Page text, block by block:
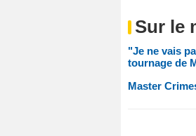
Sur le
"Je ne vais
tournage de
Master